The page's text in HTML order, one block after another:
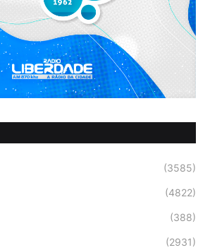
(3585)
(4822)
(388)
(2931)